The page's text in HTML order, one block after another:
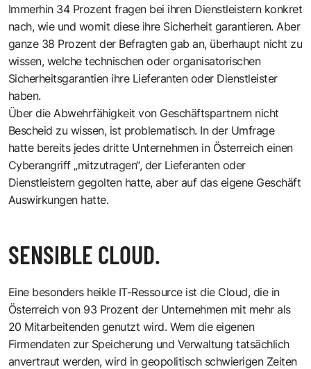
Immerhin 34 Prozent fragen bei ihren Dienstleistern konkret
nach, wie und womit diese ihre Sicherheit garantieren. Aber
ganze 38 Prozent der Befragten gab an, überhaupt nicht zu
wissen, welche technischen oder organisatorischen
Sicherheitsgarantien ihre Lieferanten oder Dienstleister
haben.
Über die Abwehrfähigkeit von Geschäftspartnern nicht
Bescheid zu wissen, ist problematisch. In der Umfrage
hatte bereits jedes dritte Unternehmen in Österreich einen
Cyberangriff „mitzutragen“, der Lieferanten oder
Dienstleistern gegolten hatte, aber auf das eigene Geschäft
Auswirkungen hatte.
SENSIBLE CLOUD.
Eine besonders heikle IT-Ressource ist die Cloud, die in
Österreich von 93 Prozent der Unternehmen mit mehr als
20 Mitarbeitenden genutzt wird. Wem die eigenen
Firmendaten zur Speicherung und Verwaltung tatsächlich
anvertraut werden, wird in geopolitisch schwierigen Zeiten